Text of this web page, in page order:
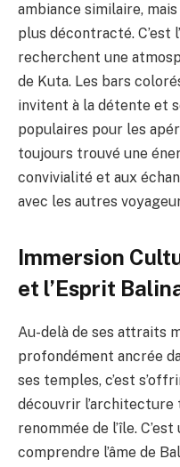
ambiance similaire,
plus décontracté. C’est
recherchent une
de Kuta. Les bars
invitent à la détente et
populaires pour les
toujours trouvé une
convivialité et aux
avec les autres
Immersion
et l’Esprit
Au-delà de ses attraits
profondément ancrée
ses temples, c’est
découvrir
renommée de l’île.
comprendre l’âme de